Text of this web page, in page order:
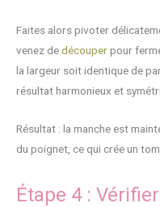
Faites alors pivoter
venez dedécouperpour
la largeur soit identique de
résultat harmonieux et
Résultat : la manche est
du poignet, ce qui crée un
Étape 4 :